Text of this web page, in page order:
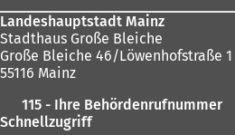
n
n
e
Landeshauptstadt Mainz
Stadthaus Große Bleiche
Große Bleiche 46/Löwenhofstraße 1
55116 Mainz
115 - Ihre Behördenrufnummer
Schnellzugriff